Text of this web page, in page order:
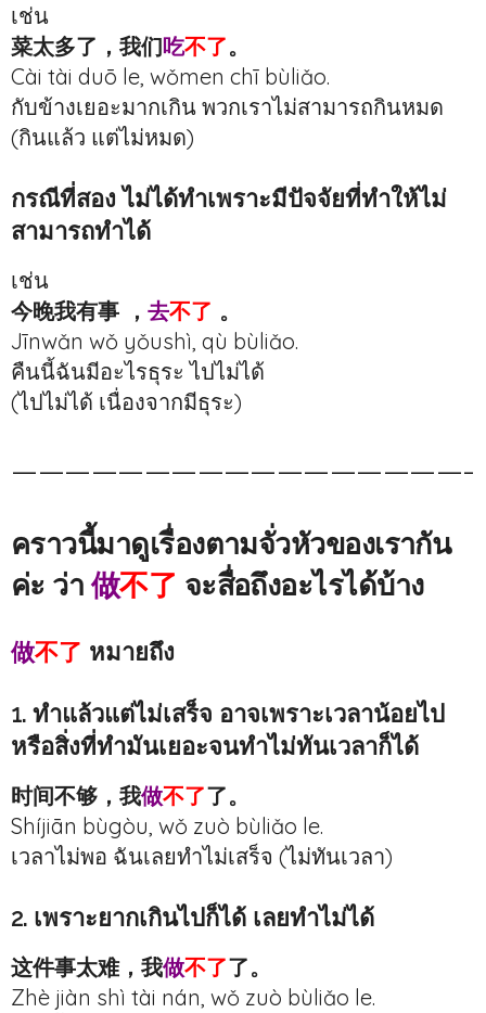
เช่น
菜太多了，我们吃不了。
Cài tài duō le, wǒmen chī bùliǎo.
กับข้างเยอะมากเกิน พวกเราไม่สามารถกินหมด
(กินแล้ว แต่ไม่หมด)
กรณีที่สอง ไม่ได้ทำเพราะมีปัจจัยที่ทำให้ไม่
สามารถทำได้
เช่น
今晚我有事 ， 去不了 。
Jīnwǎn wǒ yǒushì, qù bùliǎo.
คืนนี้ฉันมีอะไรธุระ ไปไม่ได้
(ไปไม่ได้ เนื่องจากมีธุระ)
—————————————————-
คราวนี้มาดูเรื่องตามจั่วหัวของเรากัน
ค่ะ ว่า 做不了 จะสื่อถึงอะไรได้บ้าง
做不了 หมายถึง
1. ทำแล้วแต่ไม่เสร็จ อาจเพราะเวลาน้อยไป
หรือสิ่งที่ทำมันเยอะจนทำไม่ทันเวลาก็ได้
时间不够，我做不了了。
Shíjiān bùgòu, wǒ zuò bùliǎo le.
เวลาไม่พอ ฉันเลยทำไม่เสร็จ (ไม่ทันเวลา)
2. เพราะยากเกินไปก็ได้ เลยทำไม่ได้
这件事太难，我做不了了。
Zhè jiàn shì tài nán, wǒ zuò bùliǎo le.